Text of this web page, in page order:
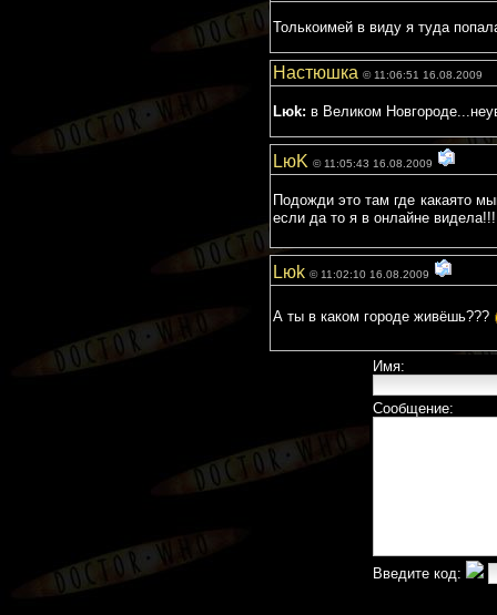
Толькоимей в виду я туда
Настюшка © 11:06:51 16.08.2009
Lюk: в Великом
LюK © 11:05:43 16.08.2009
Подожди это там где какаято
если да то я в онлайне
Lюk © 11:02:10 16.08.2009
А ты в каком городе живёшь???
Имя:
Сообщение:
Введите код: